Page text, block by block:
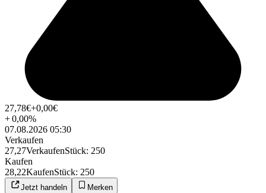
27,78€+0,00€
+0,00%
07.08.2026 05:30
Verkaufen
27,27VerkaufenStück: 250
Kaufen
28,22KaufenStück: 250
Jetzt handeln Merken